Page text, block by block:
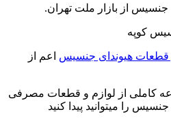
جنسیس از بازار ملت تهران.
قطعات هیوندای جنسیس اعم از
کاملی از لوازم و قطعات مصرفی
را میتوانید پیدا کنید